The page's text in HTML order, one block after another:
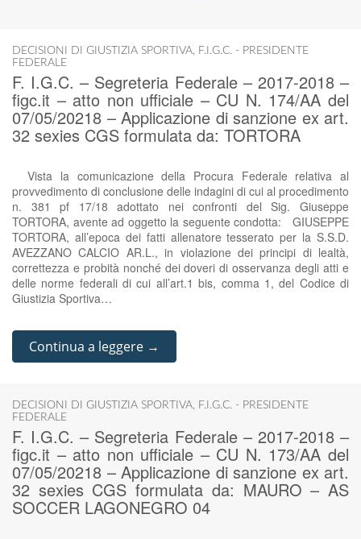
DECISIONI DI GIUSTIZIA SPORTIVA, F.I.G.C. - PRESIDENTE
FEDERALE
F. I.G.C. – Segreteria Federale – 2017-2018 –
figc.it – atto non ufficiale – CU N. 174/AA del
07/05/20218 – Applicazione di sanzione ex art.
32 sexies CGS formulata da: TORTORA
Vista la comunicazione della Procura Federale relativa al
provvedimento di conclusione delle indagini di cui al procedimento
n. 381 pf 17/18 adottato nei confronti del Sig. Giuseppe
TORTORA, avente ad oggetto la seguente condotta: GIUSEPPE
TORTORA, all’epoca dei fatti allenatore tesserato per la S.S.D.
AVEZZANO CALCIO AR.L., in violazione dei principi di lealtà,
correttezza e probità nonché dei doveri di osservanza degli atti e
delle norme federali di cui all’art.1 bis, comma 1, del Codice di
Giustizia Sportiva…
Continua a leggere →
DECISIONI DI GIUSTIZIA SPORTIVA, F.I.G.C. - PRESIDENTE
FEDERALE
F. I.G.C. – Segreteria Federale – 2017-2018 –
figc.it – atto non ufficiale – CU N. 173/AA del
07/05/20218 – Applicazione di sanzione ex art.
32 sexies CGS formulata da: MAURO – AS
SOCCER LAGONEGRO 04